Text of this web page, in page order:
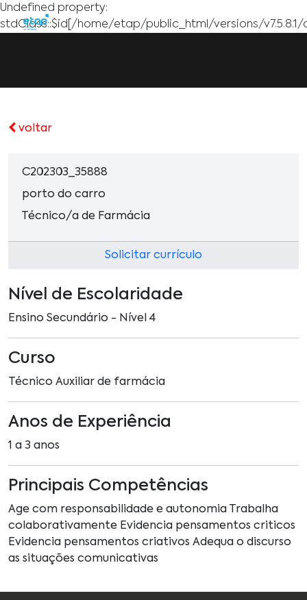
Undefined property:
stdClass::$id[/home/etap/public_html/versions/
voltar
C202303_35888
porto do carro
Técnico/a de Farmácia
Solicitar currículo
Nível de Escolaridade
Ensino Secundário - Nível 4
Curso
Técnico Auxiliar de farmácia
Anos de Experiência
1 a 3 anos
Principais Competências
Age com responsabilidade e autonomia Trabalha
colaborativamente Evidencia pensamentos criticos
Evidencia pensamentos criativos Adequa o discurso
as situações comunicativas